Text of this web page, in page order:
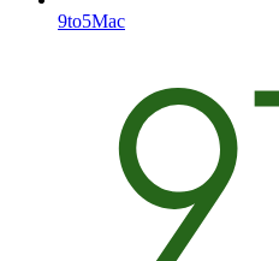
9to5Mac